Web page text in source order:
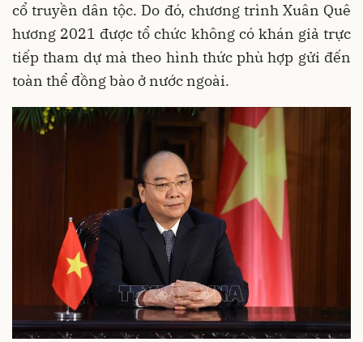
cổ truyền dân tộc. Do đó, chương trình Xuân Quê
hương 2021 được tổ chức không có khán giả trực
tiếp tham dự mà theo hình thức phù hợp gửi đến
toàn thể đồng bào ở nước ngoài.